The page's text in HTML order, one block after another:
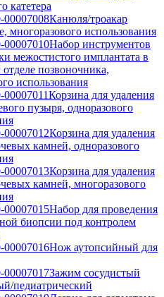
катетера
00007008Канюля/троакар
многоразового использования
00007010Набор инструментов
межостистого имплантата в
позвоночника,
использования
Корзина для удаления
пузыря, одноразового
00007012Корзина для удаления
камней, одноразового
00007013Корзина для удаления
камней, многоразового
00007015Набор для проведения
биопсии под контролем
00007016Нож аутопсийный для
00007017Зажим сосудистый
педиатрический